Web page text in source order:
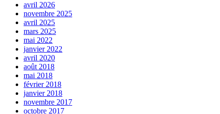
avril 2026
novembre 2025
avril 2025
mars 2025
mai 2022
janvier 2022
avril 2020
août 2018
mai 2018
février 2018
janvier 2018
novembre 2017
octobre 2017